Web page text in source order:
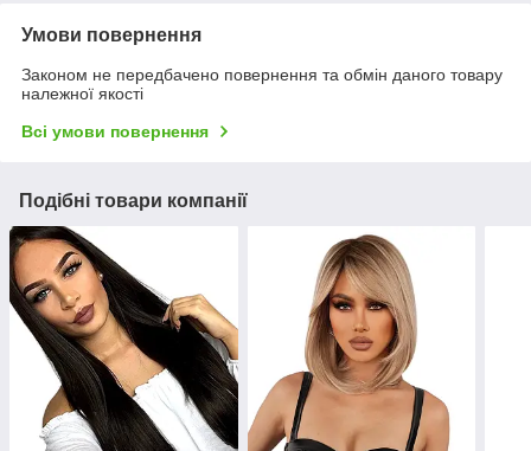
Умови повернення
Законом не передбачено повернення та обмін даного товару
належної якості
Всі умови повернення
Подібні товари компанії